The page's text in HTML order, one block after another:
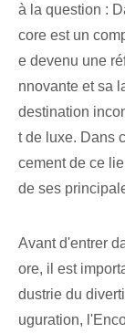
à la question :
core est un
e devenu une
nnovante et sa
destination
t de luxe. Dans
cement de ce
de ses
Avant d'entrer
ore, il est
dustrie du
uguration,